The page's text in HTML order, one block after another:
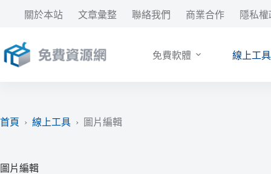
要
內
關於本站 文章彙整 聯絡我們 商業合作 隱私
免費軟體 線上工具
首頁 › 線上工具 › 圖片編輯
圖片編輯